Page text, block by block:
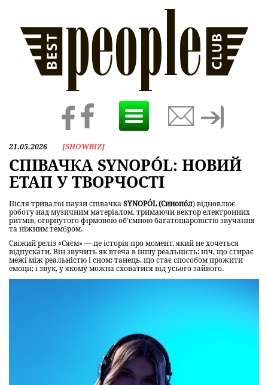
Toggle
navigation
21.05.2026 [SHOWBIZ]
СПІВАЧКА SYNOPÓL: НОВИЙ
ЕТАП У ТВОРЧОСТІ
Після тривалої паузи співачка SYNOPÓL (Синопóл) відновлює
роботу над музичним матеріалом, тримаючи вектор електронних
ритмів, огорнутого фірмовою об’ємною багатошаровістю звучання
та ніжним тембром.
Свіжий реліз «Сяєм» — це історія про момент, який не хочеться
відпускати. Він звучить як втеча в іншу реальність: ніч, що стирає
межі між реальністю і сном; танець, що стає способом прожити
емоції; і звук, у якому можна сховатися від усього зайвого.